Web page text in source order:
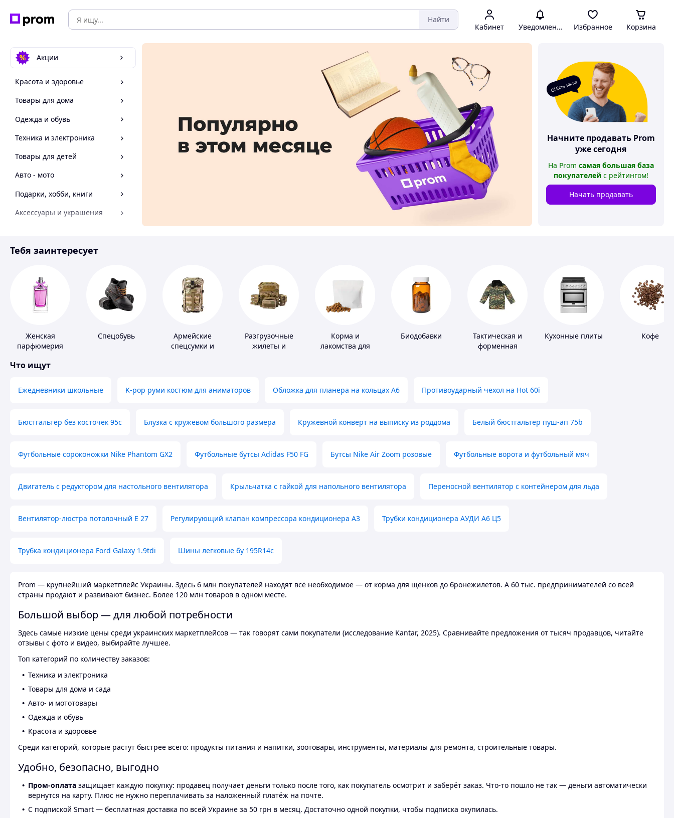
Найти
Кабинет Уведомления Избранное Корзина
Акции
Красота и здоровье
Товары для дома
Одежда и обувь
Техника и электроника
Товары для детей
Авто - мото
Подарки, хобби, книги
Аксессуары и украшения
Спорт и отдых
О! Есть заказ
Начните продавать Prom
уже сегодня
На Prom самая большая база
покупателей с рейтингом!
Начать продавать
Тебя заинтересует
Женская
парфюмерия
Спецобувь
Армейские
спецсумки и
Разгрузочные
жилеты и
Корма и
лакомства для
Биодобавки
Тактическая и
форменная
Кухонные плиты Кофе
Что ищут
Ежедневники школьные K-pop руми костюм для аниматоров Обложка для планера на кольцах А6 Противоударный чехол на Hot 60i
Бюстгальтер без косточек 95с Блузка с кружевом большого размера Кружевной конверт на выписку из роддома Белый бюстгальтер пуш-ап 75b
Футбольные сороконожки Nike Phantom GX2 Футбольные бутсы Adidas F50 FG Бутсы Nike Air Zoom розовые Футбольные ворота и футбольный мяч
Двигатель с редуктором для настольного вентилятора Крыльчатка с гайкой для напольного вентилятора Переносной вентилятор с контейнером для льда
Вентилятор-люстра потолочный E 27 Регулирующий клапан компрессора кондиционера А3 Трубки кондиционера АУДИ А6 Ц5
Трубка кондиционера Ford Galaxy 1.9tdi Шины легковые бу 195R14c
Prom — крупнейший маркетплейс Украины. Здесь 6 млн покупателей находят всё необходимое — от корма для щенков до бронежилетов. А 60 тыс. предпринимателей со всей
страны продают и развивают бизнес. Более 120 млн товаров в одном месте.
Большой выбор — для любой потребности
Здесь самые низкие цены среди украинских маркетплейсов — так говорят сами покупатели (исследование Kantar, 2025). Сравнивайте предложения от тысяч продавцов, читайте
отзывы с фото и видео, выбирайте лучшее.
Топ категорий по количеству заказов:
Техника и электроника
Товары для дома и сада
Авто- и мототовары
Одежда и обувь
Красота и здоровье
Среди категорий, которые растут быстрее всего: продукты питания и напитки, зоотовары, инструменты, материалы для ремонта, строительные товары.
Удобно, безопасно, выгодно
Пром-оплата защищает каждую покупку: продавец получает деньги только после того, как покупатель осмотрит и заберёт заказ. Что-то пошло не так — деньги автоматически
вернутся на карту. Плюс не нужно переплачивать за наложенный платёж на почте.
С подпиской Smart — бесплатная доставка по всей Украине за 50 грн в месяц. Достаточно одной покупки, чтобы подписка окупилась.